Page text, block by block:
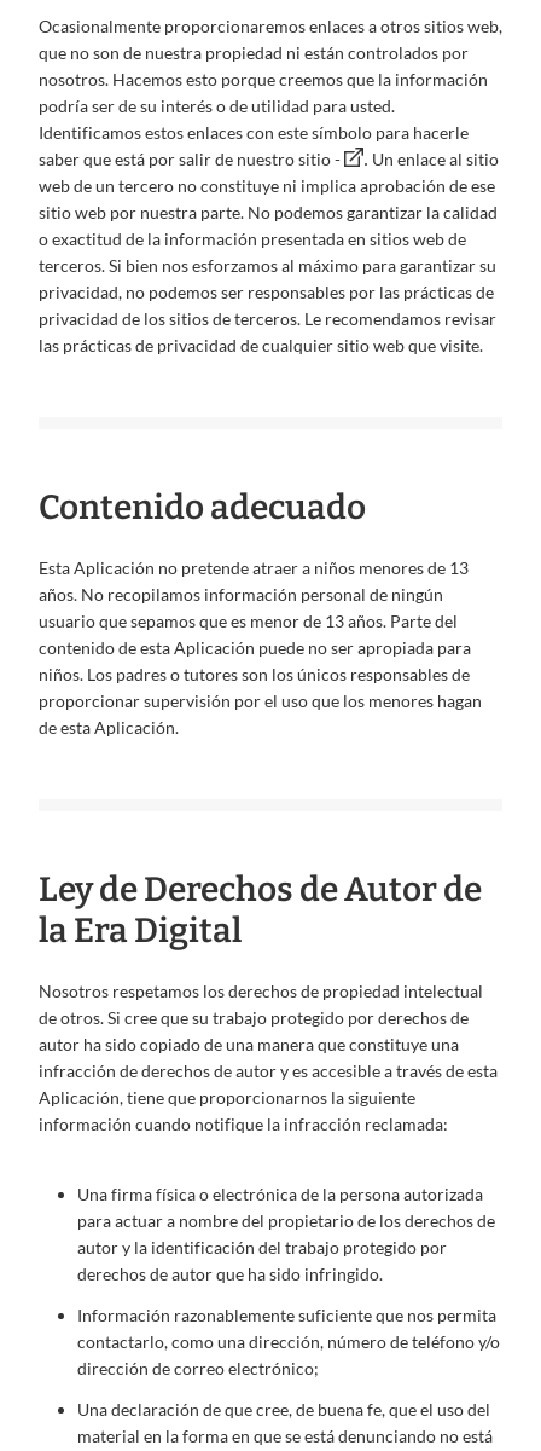
Ocasionalmente proporcionaremos enlaces a otros sitios web,
que no son de nuestra propiedad ni están controlados por
nosotros. Hacemos esto porque creemos que la información
podría ser de su interés o de utilidad para usted.
Identificamos estos enlaces con este símbolo para hacerle
saber que está por salir de nuestro sitio -
Un enlace al sitio
web de un tercero no constituye ni implica aprobación de ese
sitio web por nuestra parte. No podemos garantizar la calidad
o exactitud de la información presentada en sitios web de
terceros. Si bien nos esforzamos al máximo para garantizar su
privacidad, no podemos ser responsables por las prácticas de
privacidad de los sitios de terceros. Le recomendamos revisar
las prácticas de privacidad de cualquier sitio web que visite.
Contenido adecuado
Esta Aplicación no pretende atraer a niños menores de 13
años. No recopilamos información personal de ningún
usuario que sepamos que es menor de 13 años. Parte del
contenido de esta Aplicación puede no ser apropiada para
niños. Los padres o tutores son los únicos responsables de
proporcionar supervisión por el uso que los menores hagan
de esta Aplicación.
Ley de Derechos de Autor de
la Era Digital
Nosotros respetamos los derechos de propiedad intelectual
de otros. Si cree que su trabajo protegido por derechos de
autor ha sido copiado de una manera que constituye una
infracción de derechos de autor y es accesible a través de esta
Aplicación, tiene que proporcionarnos la siguiente
información cuando notifique la infracción reclamada:
Una firma física o electrónica de la persona autorizada
para actuar a nombre del propietario de los derechos de
autor y la identificación del trabajo protegido por
derechos de autor que ha sido infringido.
Información razonablemente suficiente que nos permita
contactarlo, como una dirección, número de teléfono y/o
dirección de correo electrónico;
Una declaración de que cree, de buena fe, que el uso del
material en la forma en que se está denunciando no está